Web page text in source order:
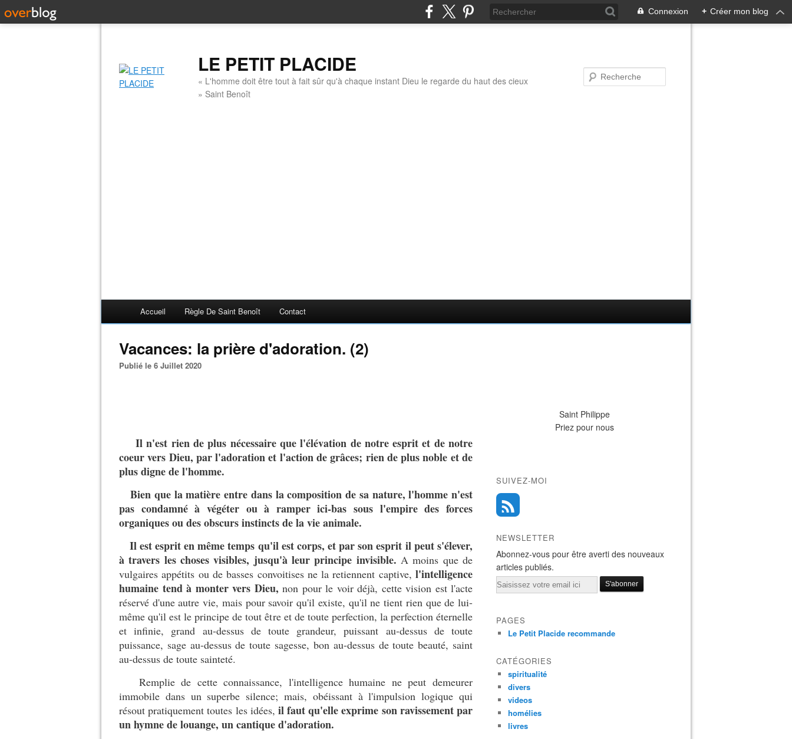
Connexion + Créer mon blog
LE PETIT PLACIDE
« L'homme doit être tout à fait sûr qu'à chaque instant Dieu le regarde du haut des cieux
» Saint Benoît
Accueil Règle De Saint Benoît Contact
Vacances: la prière d'adoration. (2)
Publié le 6 Juillet 2020
Il n'est rien de plus nécessaire que l'élévation de notre esprit et de notre
coeur vers Dieu, par l'adoration et l'action de grâces; rien de plus noble et de
plus digne de l'homme.
Bien que la matière entre dans la composition de sa nature, l'homme n'est
pas condamné à végéter ou à ramper ici-bas sous l'empire des forces
organiques ou des obscurs instincts de la vie animale.
Il est esprit en même temps qu'il est corps, et par son esprit il peut s'élever,
à travers les choses visibles, jusqu'à leur principe invisible. A moins que de
vulgaires appétits ou de basses convoitises ne la retiennent captive, l'intelligence
humaine tend à monter vers Dieu, non pour le voir déjà, cette vision est l'acte
réservé d'une autre vie, mais pour savoir qu'il existe, qu'il ne tient rien que de lui-
même qu'il est le principe de tout être et de toute perfection, la perfection éternelle
et infinie, grand au-dessus de toute grandeur, puissant au-dessus de toute
puissance, sage au-dessus de toute sagesse, bon au-dessus de toute beauté, saint
au-dessus de toute sainteté.
Remplie de cette connaissance, l'intelligence humaine ne peut demeurer
immobile dans un superbe silence; mais, obéissant à l'impulsion logique qui
résout pratiquement toutes les idées, il faut qu'elle exprime son ravissement par
un hymne de louange, un cantique d'adoration.
Saint Philippe
Priez pour nous
SUIVEZ-MOI
NEWSLETTER
Abonnez-vous pour être averti des nouveaux
articles publiés.
Email
PAGES
Le Petit Placide recommande
CATÉGORIES
spiritualité
divers
videos
homélies
livres